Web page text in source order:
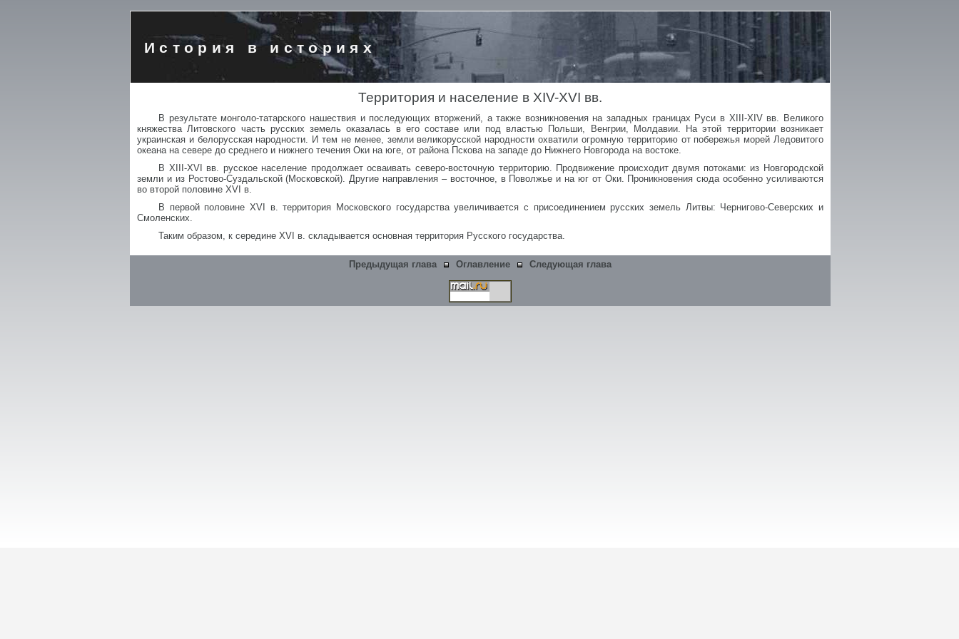
История в историях
Территория и население в XIV-XVI вв.
В результате монголо-татарского нашествия и последующих вторжений, а также возникновения на западных границах Руси в XIII-XIV вв. Великого
княжества Литовского часть русских земель оказалась в его составе или под властью Польши, Венгрии, Молдавии. На этой территории возникает
украинская и белорусская народности. И тем не менее, земли великорусской народности охватили огромную территорию от побережья морей Ледовитого
океана на севере до среднего и нижнего течения Оки на юге, от района Пскова на западе до Нижнего Новгорода на востоке.
В XIII-XVI вв. русское население продолжает осваивать северо-восточную территорию. Продвижение происходит двумя потоками: из Новгородской
земли и из Ростово-Суздальской (Московской). Другие направления – восточное, в Поволжье и на юг от Оки. Проникновения сюда особенно усиливаются
во второй половине XVI в.
В первой половине XVI в. территория Московского государства увеличивается с присоединением русских земель Литвы: Чернигово-Северских и
Смоленских.
Таким образом, к середине XVI в. складывается основная территория Русского государства.
Предыдущая глава Оглавление Следующая глава